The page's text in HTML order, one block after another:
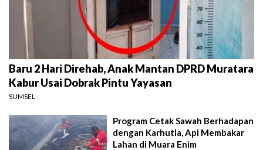
Baru 2 Hari Direhab, Anak Mantan DPRD Muratara
Kabur Usai Dobrak Pintu Yayasan
SUMSEL
Program Cetak Sawah Berhadapan
dengan Karhutla, Api Membakar
Lahan di Muara Enim